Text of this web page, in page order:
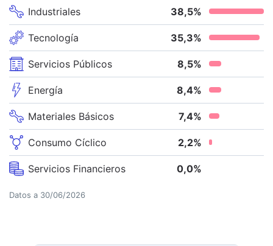
Industriales 38,5%
Tecnología 35,3%
Servicios Públicos 8,5%
Energía 8,4%
Materiales Básicos 7,4%
Consumo Cíclico 2,2%
Servicios Financieros 0,0%
Datos a 30/06/2026